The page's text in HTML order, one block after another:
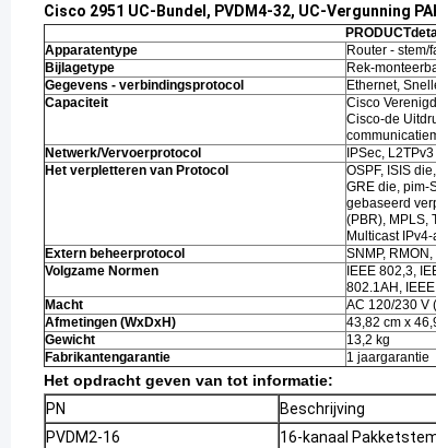
Cisco 2951 UC-Bundel, PVDM4-32, UC-Vergunning
Apparatentype
Router - stem/
Bijlagetype
Rek-
Gegevens - verbindingsprotocol
Ethernet,
Capaciteit
Cisco
Cisco-de
Netwerk/Vervoerprotocol
IPSec, L2TPv3
Het verpletteren van Protocol
OSPF, ISIS
GRE die, pim-
gebaseerd
(PBR), MPLS,
Multicast
Extern beheerprotocol
SNMP,
Volgzame Normen
IEEE 802,3,
802.1AH,
Macht
AC 120/230 V
Afmetingen (WxDxH)
43,82 cm x
Gewicht
13,2 kg
Fabrikantengarantie
1 jaargarantie
Het opdracht geven van tot informatie:
PN
Beschrijving
PVDM2-16
16-kanaal